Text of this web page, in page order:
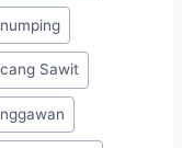
Sawit